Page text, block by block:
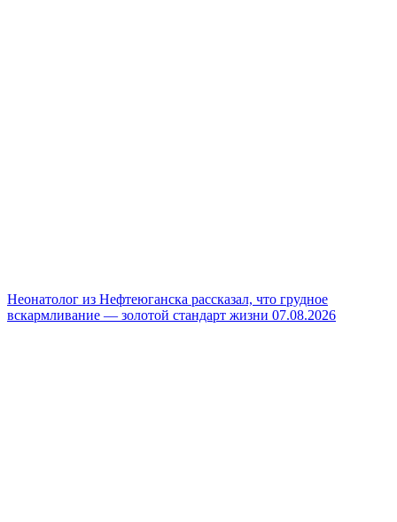
Неонатолог из Нефтеюганска рассказал, что грудное
вскармливание — золотой стандарт жизни 07.08.2026